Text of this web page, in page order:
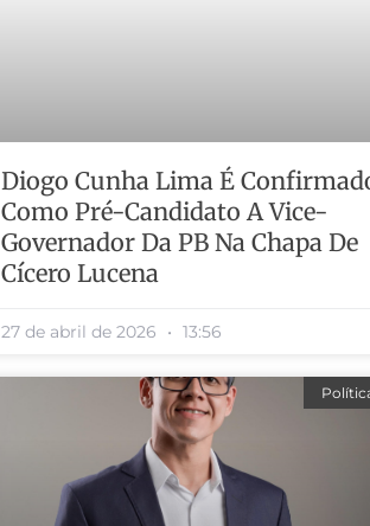
Diogo Cunha Lima É
Como Pré-Candidato A Vice-
Governador Da PB Na Chapa De
Cícero Lucena
27 de abril de 2026 13:56